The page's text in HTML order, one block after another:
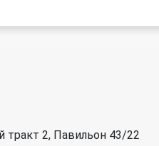
тракт 2, Павильон 43/22